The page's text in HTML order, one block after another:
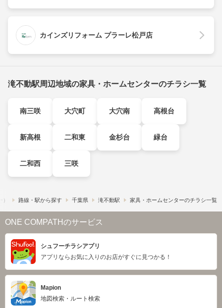
カインズリフォーム プラーレ松戸店
滝不動駅周辺地域の家具・ホームセンターのチラシ一覧
南三咲 大穴町 大穴南 高根台
新高根 二和東 金杉台 緑台
二和西 三咲
路線・駅から探す 千葉県 滝不動駅 家具・ホームセンターのチラシ一覧
ONE COMPATHのサービス
シュフーチラシアプリ
アプリならお気に入りのお店がすぐに見つかる！
Mapion
地図検索・ルート検索